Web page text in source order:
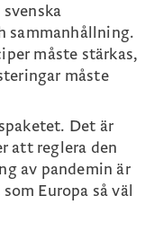
sammanhållning.
måste stärkas,
måste
Det är
att reglera den
av pandemin är
Europa så väl